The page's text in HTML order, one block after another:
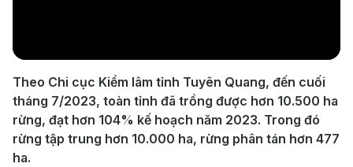
Video
Theo Chi cục Kiểm lâm tỉnh Tuyên Quang, đến cuối
tháng 7/2023, toàn tỉnh đã trồng được hơn 10.500 ha
rừng, đạt hơn 104% kế hoạch năm 2023. Trong đó
rừng tập trung hơn 10.000 ha, rừng phân tán hơn 477
ha.